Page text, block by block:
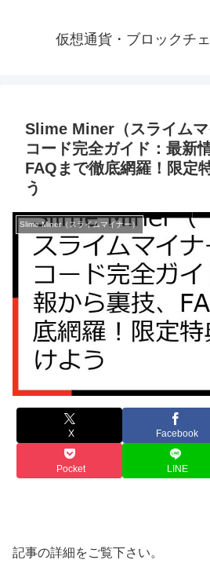
仮想通貨・ブロックチ
Slime Miner（スライム
コード完全ガイド：最新
FAQまで徹底網羅！限定
う
Slime Miner（スライムマイナー）
X Facebook
Pocket LINE
記事の詳細をご覧下さい。